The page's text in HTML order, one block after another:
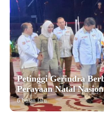
Petinggi Gerindra
Perayaan Natal
6 bulan lalu